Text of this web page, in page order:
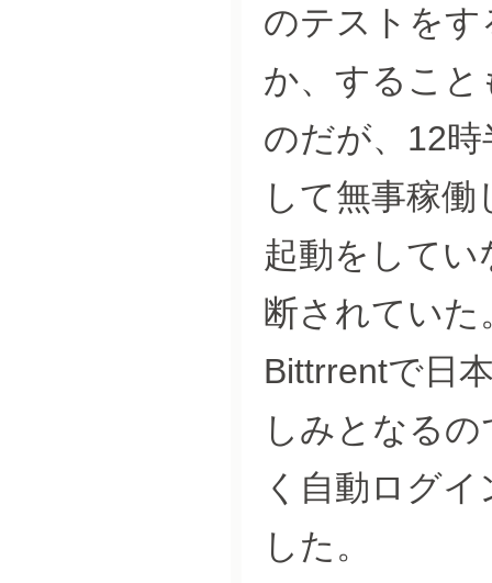
のテストを
か、するこ
のだが、12
して無事稼
起動をして
断されていた
Bittrrentで日
しみとなる
く自動ログ
した。